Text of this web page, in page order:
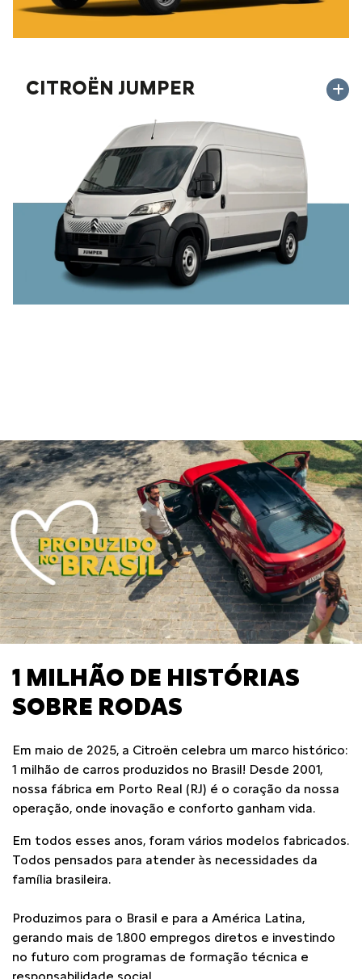
CITROËN JUMPER
1 MILHÃO DE HISTÓRIAS
SOBRE RODAS
Em maio de 2025, a Citroën celebra um marco histórico:
1 milhão de carros produzidos no Brasil! Desde 2001,
nossa fábrica em Porto Real (RJ) é o coração da nossa
operação, onde inovação e conforto ganham vida.
Em todos esses anos, foram vários modelos fabricados.
Todos pensados para atender às necessidades da
família brasileira.
Produzimos para o Brasil e para a América Latina,
gerando mais de 1.800 empregos diretos e investindo
no futuro com programas de formação técnica e